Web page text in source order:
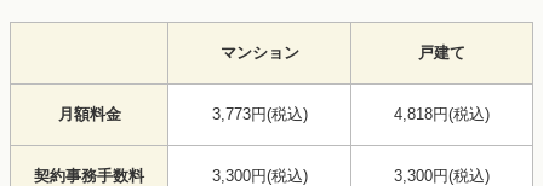
マンション 戸建て
月額料金 3,773円(税込) 4,818円(税込)
契約事務手数料 3,300円(税込) 3,300円(税込)